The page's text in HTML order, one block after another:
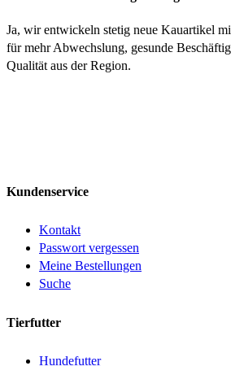
Ja, wir entwickeln stetig neue Kauartikel
für mehr Abwechslung, gesunde
Qualität aus der Region.
Kundenservice
Kontakt
Passwort vergessen
Meine Bestellungen
Suche
Tierfutter
Hundefutter